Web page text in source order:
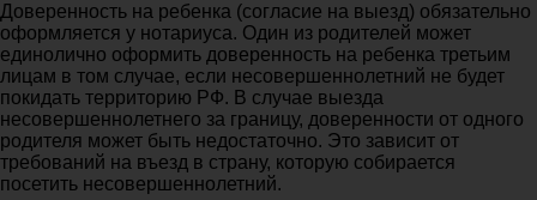
Доверенность на ребенка (согласие на выезд) обязательно
оформляется у нотариуса. Один из родителей может
единолично оформить доверенность на ребенка третьим
лицам в том случае, если несовершеннолетний не будет
покидать территорию РФ. В случае выезда
несовершеннолетнего за границу, доверенности от одного
родителя может быть недостаточно. Это зависит от
требований на въезд в страну, которую собирается
посетить несовершеннолетний.